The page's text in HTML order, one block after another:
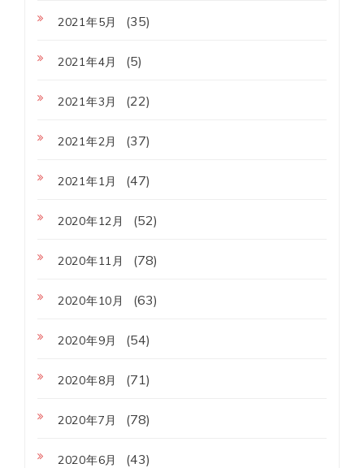
2021年5月 (35)
2021年4月 (5)
2021年3月 (22)
2021年2月 (37)
2021年1月 (47)
2020年12月 (52)
2020年11月 (78)
2020年10月 (63)
2020年9月 (54)
2020年8月 (71)
2020年7月 (78)
2020年6月 (43)